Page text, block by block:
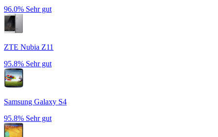
96.0% Sehr gut
ZTE Nubia Z11
95.8% Sehr gut
Samsung Galaxy S4
95.8% Sehr gut